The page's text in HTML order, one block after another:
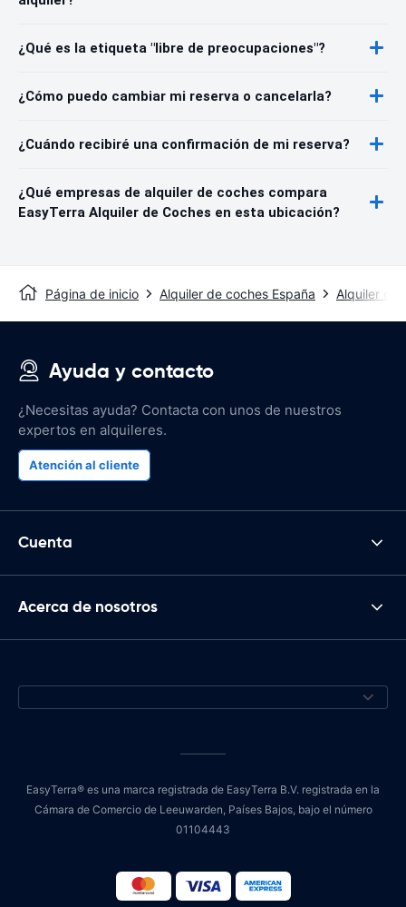
¿Qué es la etiqueta "libre de preocupaciones"?
¿Cómo puedo cambiar mi reserva o cancelarla?
¿Cuándo recibiré una confirmación de mi reserva?
¿Qué empresas de alquiler de coches compara
EasyTerra Alquiler de Coches en esta ubicación?
Página de inicio Alquiler de coches España Alquiler de
Ayuda y contacto
¿Necesitas ayuda? Contacta con unos de nuestros
expertos en alquileres.
Atención al cliente
Cuenta
Acerca de nosotros
EasyTerra® es una marca registrada de EasyTerra B.V. registrada en la
Cámara de Comercio de Leeuwarden, Países Bajos, bajo el número
01104443